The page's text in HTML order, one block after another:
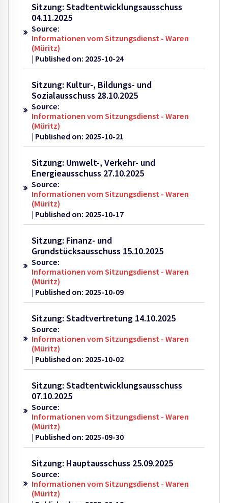
Sitzung: Stadtentwicklungsausschuss
04.11.2025
Source:
Informationen vom Sitzungsdienst - Waren
(Müritz)
Published on: 2025-10-24
Sitzung: Kultur-, Bildungs- und
Sozialausschuss 28.10.2025
Source:
Informationen vom Sitzungsdienst - Waren
(Müritz)
Published on: 2025-10-21
Sitzung: Umwelt-, Verkehr- und
Energieausschuss 27.10.2025
Source:
Informationen vom Sitzungsdienst - Waren
(Müritz)
Published on: 2025-10-17
Sitzung: Finanz- und
Grundstücksausschuss 15.10.2025
Source:
Informationen vom Sitzungsdienst - Waren
(Müritz)
Published on: 2025-10-09
Sitzung: Stadtvertretung 14.10.2025
Source:
Informationen vom Sitzungsdienst - Waren
(Müritz)
Published on: 2025-10-02
Sitzung: Stadtentwicklungsausschuss
07.10.2025
Source:
Informationen vom Sitzungsdienst - Waren
(Müritz)
Published on: 2025-09-30
Sitzung: Hauptausschuss 25.09.2025
Source:
Informationen vom Sitzungsdienst - Waren
(Müritz)